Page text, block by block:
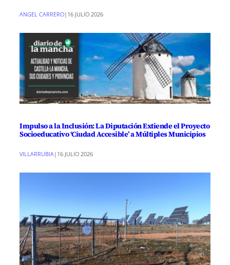
ANGEL CARRERO| 16 JULIO 2026
Impulso a la Inclusión: La Diputación Extiende el Proyecto
Socioeducativo ‘Ciudad Accesible’ a Múltiples Municipios
VILLARRUBIA | 16 JULIO 2026